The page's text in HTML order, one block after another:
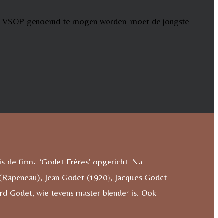
genoemd te mogen worden, moet de jongste
de firma ‘Godet Frères’ opgericht. Na
Jean Godet (1920), Jacques Godet
Godet, wie tevens master blender is. Ook